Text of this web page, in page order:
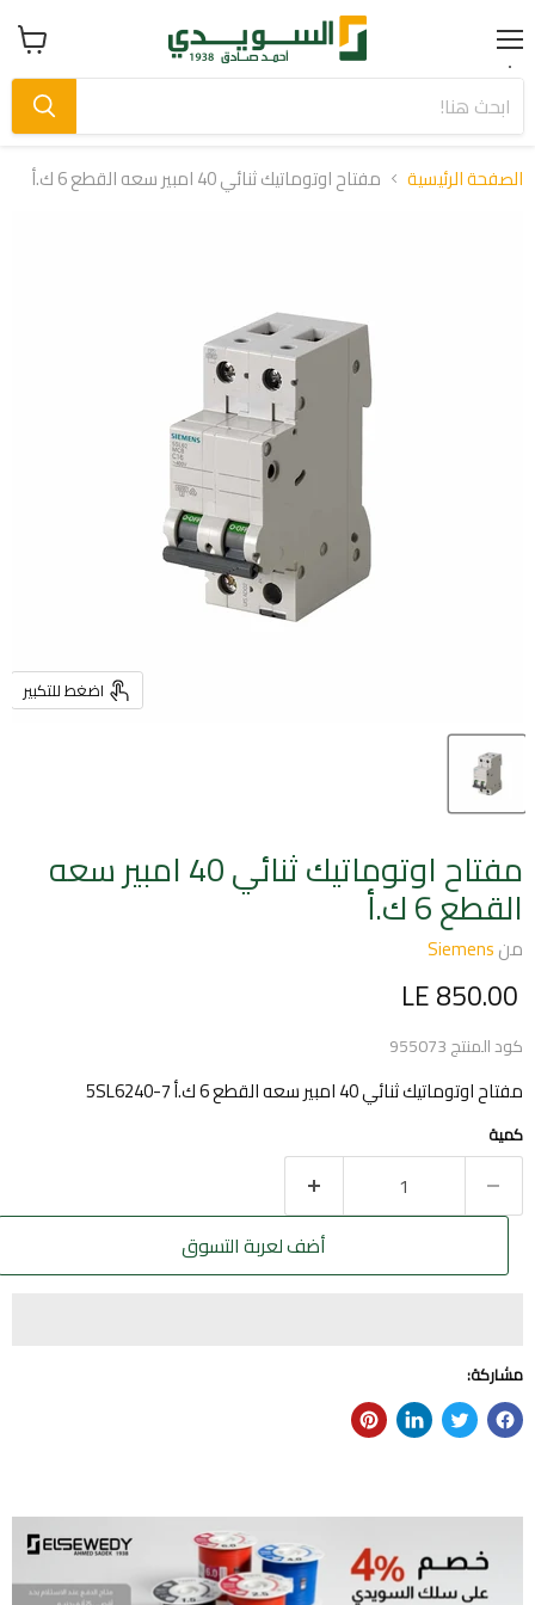
Menu عرض
سلة
الصفحة الرئيسية مفتاح اوتوماتيك ثنائي 40 امبير سعه القطع 6 ك.أ
اضغط للتكبير
مفتاح اوتوماتيك ثنائي 40 امبير سعه
القطع 6 ك.أ
منSiemens
السعر الحالي
LE 850.00
كود المنتج955073
مفتاح اوتوماتيك ثنائي 40 امبير سعه القطع 6 ك.أ 5SL6240-7
كمية
أضف لعربة التسوق
مشاركة: